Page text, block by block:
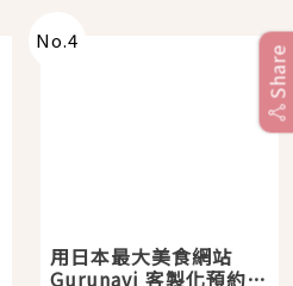
No.4
用日本最大美食網站
Gurunavi 客製化預約九
Share